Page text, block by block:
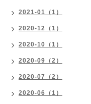
2021-01（1）
2020-12（1）
2020-10（1）
2020-09（2）
2020-07（2）
2020-06（1）